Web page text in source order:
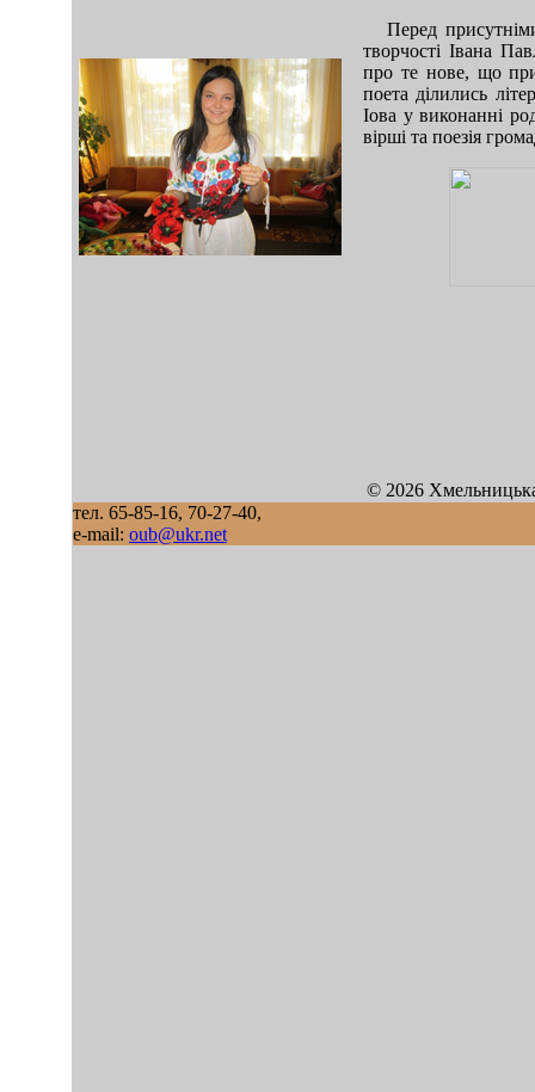
mod sb vertikal
Перед
творчості Івана
про те нове, що
поета ділились
Іова у виконанні
вірші та поезія
© 2026
тел. 65-85-16, 70-27-40,
e-mail: oub@ukr.net